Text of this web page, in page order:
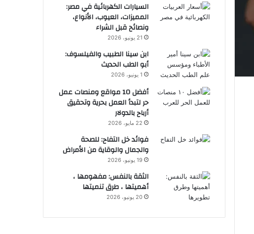
السيارات الكهربائية في مصر:
المميزات، العيوب، الأنواع،
ونصائح قبل الشراء
21 يونيو، 2026
ابن سينا الطبيب والفيلسوف:
أبو الطب الحديث
1 يونيو، 2026
أفضل 10 مواقع ومنصات عمل
حر لتبدأ العمل بحرية وتحقيق
أرباح بالدولار
22 مايو، 2026
فوائد خل التفاح: للصحة
والجمال والوقاية من الأمراض
19 يونيو، 2026
الثقة بالنفس: مفهومها ،
أهميتها ، طرق تنميتها
20 يونيو، 2026